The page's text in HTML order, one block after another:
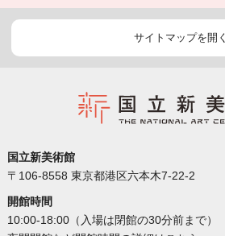
サイトマップを開く
国立新美術館
〒106-8558 東京都港区六本木7-22-2
開館時間
10:00-18:00（入場は閉館の30分前まで）